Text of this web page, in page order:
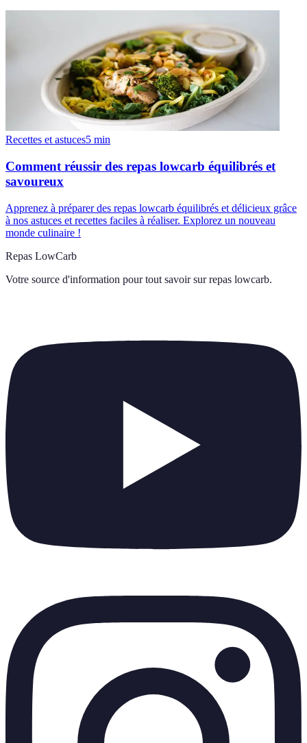
Recettes et astuces5 min
Comment réussir des repas lowcarb équilibrés et
savoureux
Apprenez à préparer des repas lowcarb équilibrés et délicieux grâce
à nos astuces et recettes faciles à réaliser. Explorez un nouveau
monde culinaire !
Repas LowCarb
Votre source d'information pour tout savoir sur repas lowcarb.